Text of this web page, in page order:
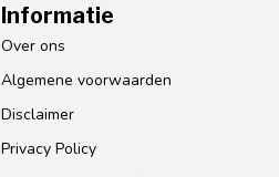
Informatie
Over ons
Algemene voorwaarden
Disclaimer
Privacy Policy